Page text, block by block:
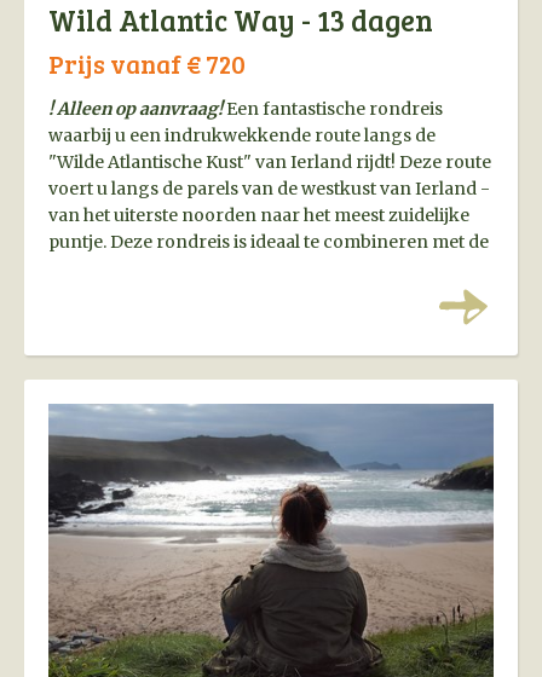
Wild Atlantic Way - 13 dagen
Prijs vanaf € 720
! Alleen op aanvraag!Een fantastische rondreis
waarbij u een indrukwekkende route langs de
"Wilde Atlantische Kust" van Ierland rijdt! Deze route
voert u langs de parels van de westkust van Ierland -
van het uiterste noorden naar het meest zuidelijke
puntje. Deze rondreis is ideaal te combineren met de